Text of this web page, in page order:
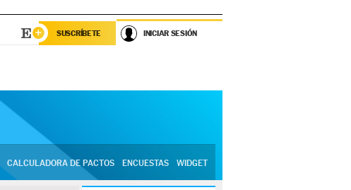
SUSCRÍBETE INICIAR SESIÓN
CALCULADORA DE PACTOS ENCUESTAS WIDGET